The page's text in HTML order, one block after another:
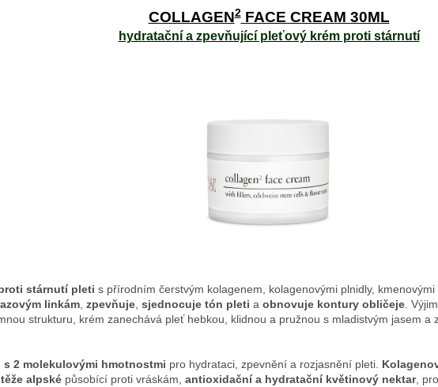
COLLAGEN2FACE CREAM 30ML
hydratační a zpevňující pleťový krém proti stárnutí
stárnutí pleti s přírodním čerstvým kolagenem, kolagenovými plnidly,
linkám zpevňuje sjednocuje tón pleti a obnovuje kontury obličeje .
strukturu, krém zanechává pleť hebkou, klidnou a pružnou s mladistvým jasem
2 molekulovými hmotnostmi pro hydrataci, zpevnění a rozjasnění pleti.
alpské působící proti vráskám, antioxidační a hydratační květinový nektar,